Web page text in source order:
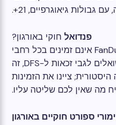
גבולות גיאוגרפיים, 21+.
פנדואל חוקי באורגון?
הימורי הספורט של FanDuel אינם זמינים בכל רחבי
אורגון. אם משתמשים שואלים לגבי זכאות ל-DFS, זה
ציינו את הזמינות
מה שאין לכם שליטה עליו.
ספורט חוקיים באורגון